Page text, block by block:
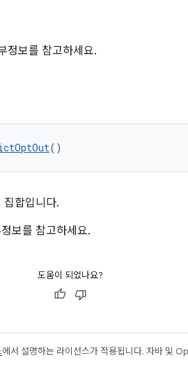
정보를 참고하세요.
()
집합입니다.
보를 참고하세요.
도움이 되었나요?
에서 설명하는 라이선스가 적용됩니다. 자바 및